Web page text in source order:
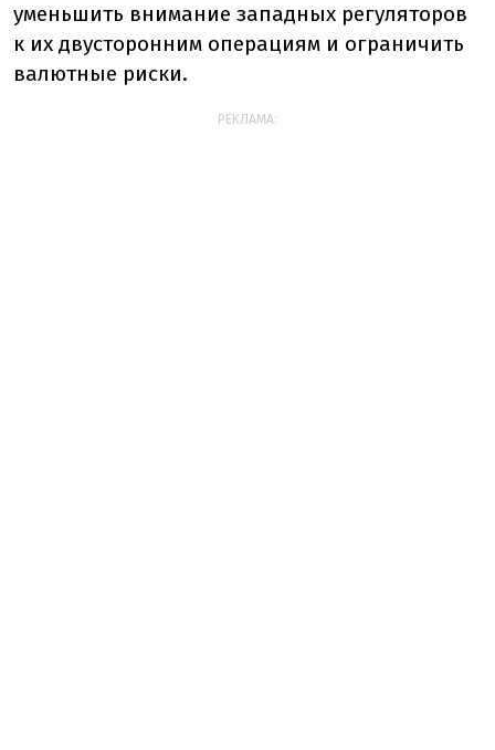
уменьшить внимание западных регуляторов
к их двусторонним операциям и ограничить
валютные риски.
РЕКЛАМА: